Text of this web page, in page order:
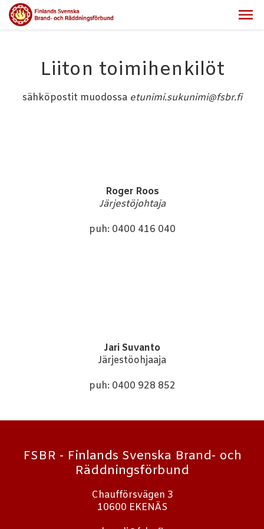
Liiton toimihenkilöt
sähköpostit muodossa etunimi.sukunimi@fsbr.fi
Roger Roos
Järjestöjohtaja
puh: 0400 416 040
Jari Suvanto
Järjestöohjaaja
puh: 0400 928 852
FSBR - Finlands Svenska Brand- och
Räddningsförbund
Chaufförsvägen 3
10600 EKENÄS